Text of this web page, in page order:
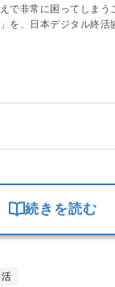
で非常に困ってしまう
を、日本デジタル終活
続きを読む